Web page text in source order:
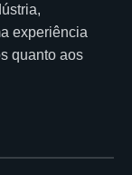
experiência
quanto aos